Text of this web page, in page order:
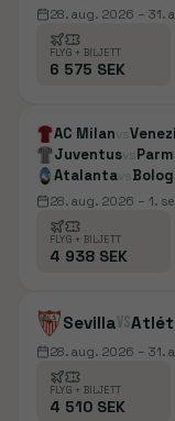
28. aug. 2026 – 31.
FLYG + BILJETT
6 575 SEK
AC Milan vs
Juventusvs
Atalantavs
28. aug. 2026 – 1.
FLYG + BILJETT
4 938 SEK
Sevillavs
28. aug. 2026 – 31.
FLYG + BILJETT
4 510 SEK